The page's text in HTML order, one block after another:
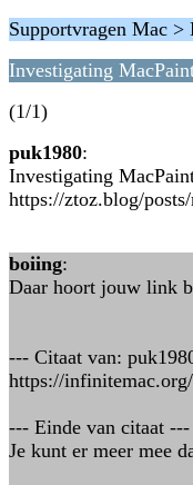
Supportvragen Mac >
Investigating
(1/1)
puk1980:
Investigating
https://ztoz.blog/
boiing:
Daar hoort jouw link
--- Citaat van:
https://infinitemac.org/
--- Einde van citaat ---
Je kunt er meer mee